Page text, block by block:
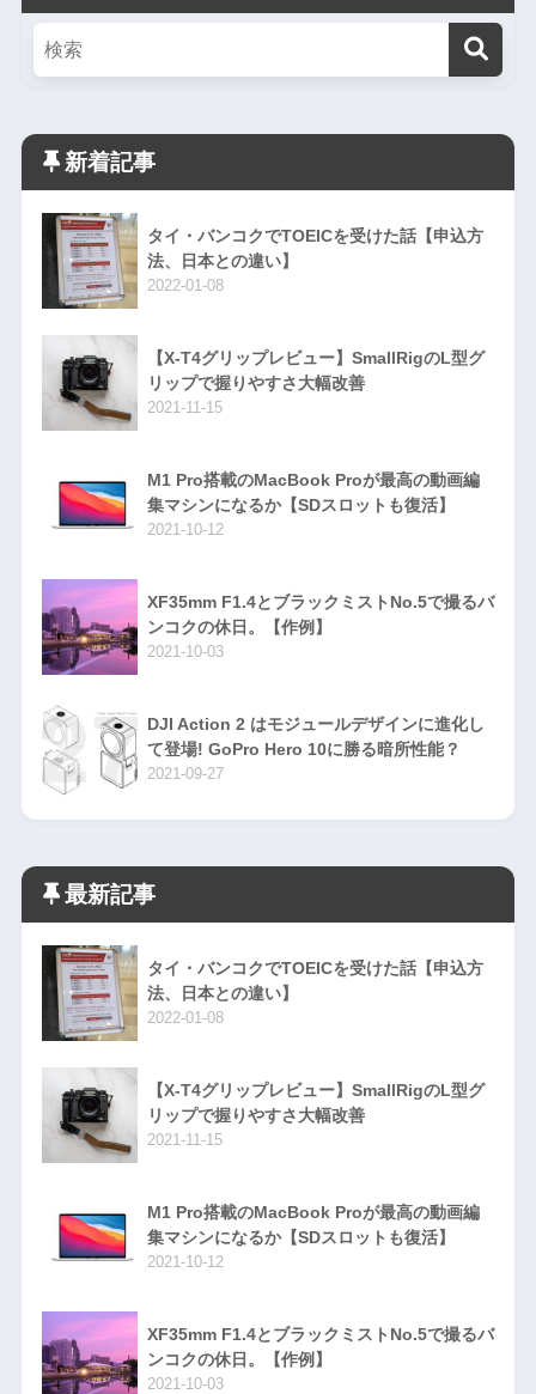
新着記事
タイ・バンコクでTOEICを受けた話【申込方
法、日本との違い】
2022-01-08
【X-T4グリップレビュー】SmallRigのL型グ
リップで握りやすさ大幅改善
2021-11-15
M1 Pro搭載のMacBook Proが最高の動画編
集マシンになるか【SDスロットも復活】
2021-10-12
XF35mm F1.4とブラックミストNo.5で撮るバ
ンコクの休日。【作例】
2021-10-03
DJI Action 2 はモジュールデザインに進化し
て登場! GoPro Hero 10に勝る暗所性能？
2021-09-27
最新記事
タイ・バンコクでTOEICを受けた話【申込方
法、日本との違い】
2022-01-08
【X-T4グリップレビュー】SmallRigのL型グ
リップで握りやすさ大幅改善
2021-11-15
M1 Pro搭載のMacBook Proが最高の動画編
集マシンになるか【SDスロットも復活】
2021-10-12
XF35mm F1.4とブラックミストNo.5で撮るバ
ンコクの休日。【作例】
2021-10-03